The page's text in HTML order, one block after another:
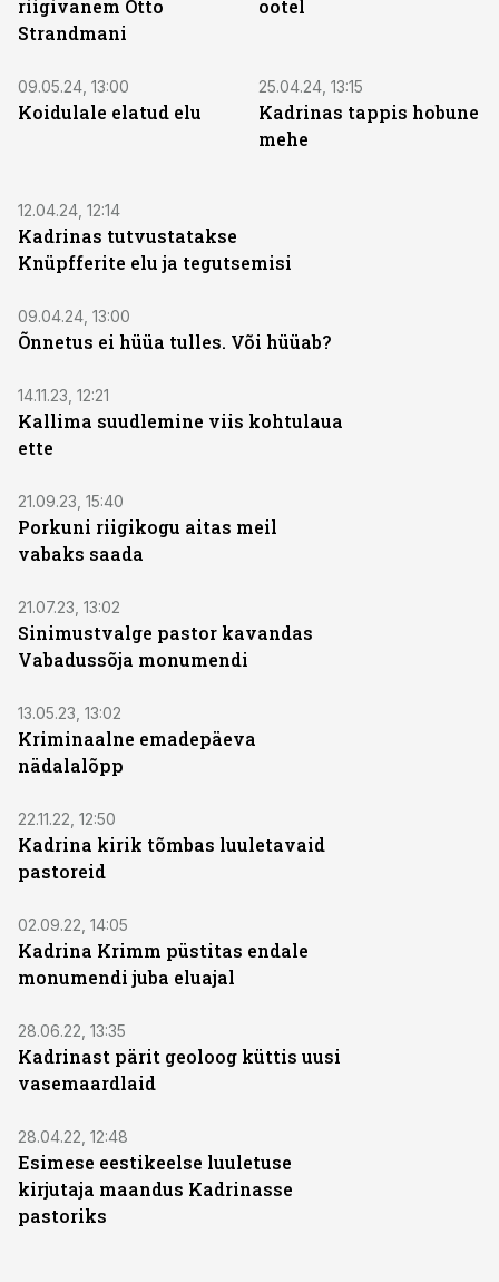
riigivanem Otto
Strandmani
ootel
09.05.24, 13:00
Koidulale elatud elu
25.04.24, 13:15
Kadrinas tappis hobune
mehe
12.04.24, 12:14
Kadrinas tutvustatakse
Knüpfferite elu ja tegutsemisi
09.04.24, 13:00
Õnnetus ei hüüa tulles. Või hüüab?
14.11.23, 12:21
Kallima suudlemine viis kohtulaua
ette
21.09.23, 15:40
Porkuni riigikogu aitas meil
vabaks saada
21.07.23, 13:02
Sinimustvalge pastor kavandas
Vabadussõja monumendi
13.05.23, 13:02
Kriminaalne emadepäeva
nädalalõpp
22.11.22, 12:50
Kadrina kirik tõmbas luuletavaid
pastoreid
02.09.22, 14:05
Kadrina Krimm püstitas endale
monumendi juba eluajal
28.06.22, 13:35
Kadrinast pärit geoloog küttis uusi
vasemaardlaid
28.04.22, 12:48
Esimese eestikeelse luuletuse
kirjutaja maandus Kadrinasse
pastoriks